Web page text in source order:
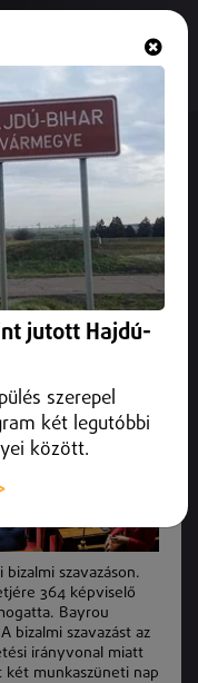
szavazáson.
364 képviselő
Bayrou
bizalmi szavazást az
irányvonal miatt
munkaszüneti nap
jutott Hajdú-
szerepel
két legutóbbi
között.